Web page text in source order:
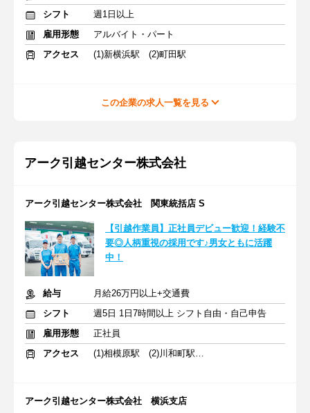
シフト
週1日以上
雇用形態
アルバイト・パート
アクセス
(1)新横浜駅 (2)町田駅
この企業の求人一覧を見る
アーク引越センター株式会社
アーク引越センター株式会社 関東統括店 S
【引越作業員】正社員デビュー歓迎！経験不
要◎人柄重視の採用です♪男女ともに活躍
中！
給与
月給26万円以上+交通費
シフト
週5日 1日7時間以上 シフト自由・自己申告
雇用形態
正社員
アクセス
(1)相模原駅 (2)川和町駅 (3)本厚木駅
アーク引越センター株式会社 横浜支店